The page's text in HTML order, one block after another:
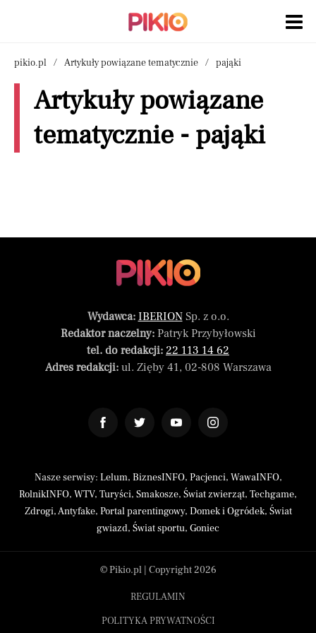
pikio.pl Artykuły powiązane tematycznie pająki
Artykuły powiązane
tematycznie - pająki
Wydawca: IBERIONSp. z o.o.
Redaktor naczelny:Patryk Przybyłowski
tel. do redakcji: 22 113 14 62
Adres redakcji:ul. Zięby 41, 02-808 Warszawa
Nasze serwisy: Lelum, BiznesINFO, Pacjenci, WawaINFO,
RolnikINFO, WTV, Turyści, Smakosze, Świat zwierząt, Techgame,
Zdrogi,Antyfake, Portal parentingowy, Domek i Ogródek, Świat
gwiazd, Świat sportu, Goniec
© Pikio.pl | Copyright 2026
REGULAMIN
POLITYKA PRYWATNOŚCI